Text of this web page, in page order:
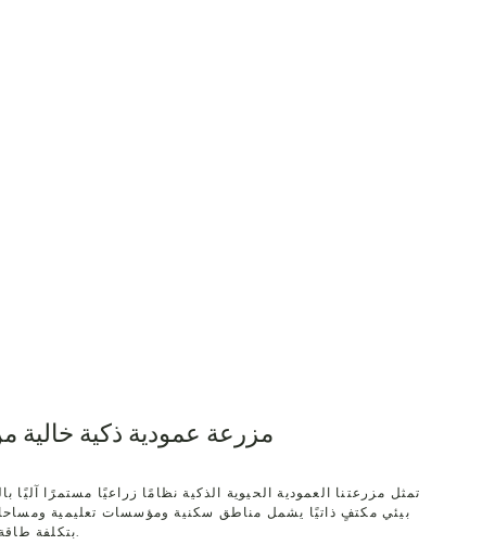
مزرعة عمودية ذكية خالية من
تمثل مزرعتنا العمودية الحيوية الذكية نظامًا زراعيًا مستمرًا آليًا
بيئي مكتفٍ ذاتيًا يشمل مناطق سكنية ومؤسسات تعليمية
بتكلفة طاقة صافية صفرية وانبعاثات كربونية.